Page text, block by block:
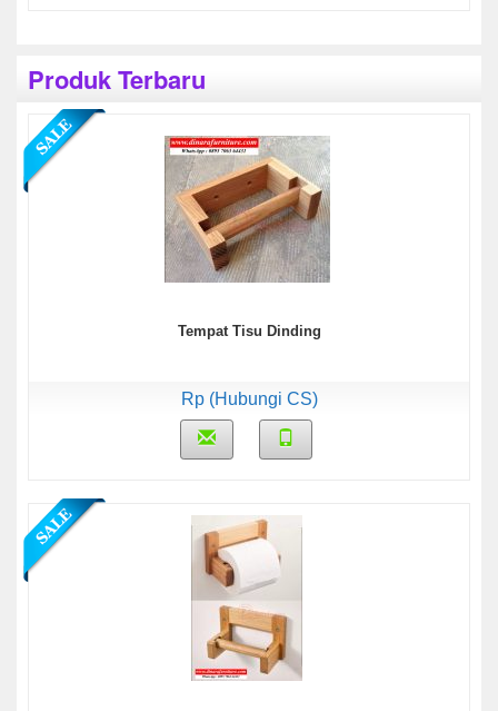
Produk Terbaru
Tempat Tisu Dinding
Rp (Hubungi CS)